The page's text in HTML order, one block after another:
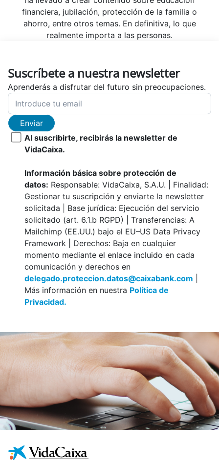
financiera, jubilación, protección de la familia o
ahorro, entre otros temas. En definitiva, lo que
realmente importa a las personas.
Suscríbete a nuestra newsletter
Aprenderás a disfrutar del futuro sin preocupaciones.
Enviar
Al suscribirte, recibirás la newsletter de
VidaCaixa.
Información básica sobre protección de
datos: Responsable: VidaCaixa, S.A.U. | Finalidad:
Gestionar tu suscripción y enviarte la newsletter
solicitada | Base jurídica: Ejecución del servicio
solicitado (art. 6.1.b RGPD) | Transferencias: A
Mailchimp (EE.UU.) bajo el EU–US Data Privacy
Framework | Derechos: Baja en cualquier
momento mediante el enlace incluido en cada
comunicación y derechos en
delegado.proteccion.datos@caixabank.com
Más información en nuestra Política de
Privacidad.